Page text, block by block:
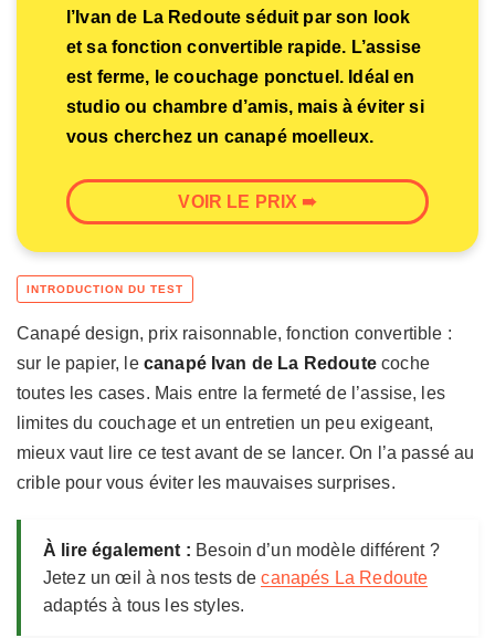
l’Ivan de La Redoute séduit par son look
et sa fonction convertible rapide. L’assise
est ferme, le couchage ponctuel. Idéal en
studio ou chambre d’amis, mais à éviter si
vous cherchez un canapé moelleux.
VOIR LE PRIX ➠
Canapé design, prix raisonnable, fonction convertible :
sur le papier, le canapé Ivan de La Redoutecoche
toutes les cases. Mais entre la fermeté de l’assise, les
limites du couchage et un entretien un peu exigeant,
mieux vaut lire ce test avant de se lancer. On l’a passé au
crible pour vous éviter les mauvaises surprises.
À lire également : Besoin d’un modèle différent ?
Jetez un œil à nos tests decanapés La Redoute
adaptés à tous les styles.